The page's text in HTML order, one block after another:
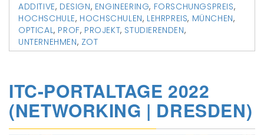
ADDITIVE, DESIGN, ENGINEERING, FORSCHUNGSPREIS,
HOCHSCHULE, HOCHSCHULEN, LEHRPREIS, MÜNCHEN,
OPTICAL, PROF, PROJEKT, STUDIERENDEN,
UNTERNEHMEN, ZOT
ITC-PORTALTAGE 2022
(NETWORKING | DRESDEN)